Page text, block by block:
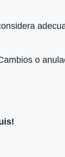
o